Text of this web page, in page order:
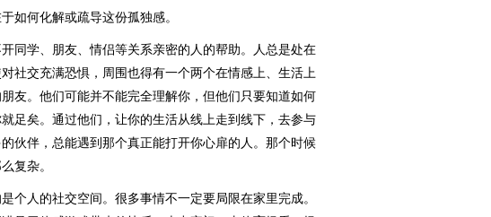
何化解或疏导这份孤独感。
学、朋友、情侣等关系亲密的人的帮助。人总是处在
社交充满恐惧，周围也得有一个两个在情感上、生活上
友。他们可能并不能完全理解你，但他们只要知道如何
足矣。通过他们，让你的生活从线上走到线下，去参与
伙伴，总能遇到那个真正能打开你心扉的人。那个时候
复杂。
人的社交空间。很多事情不一定要局限在家里完成。